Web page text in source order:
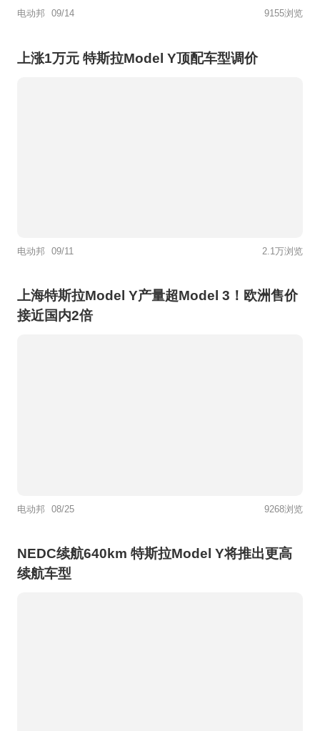
电动邦 09/14 9155浏览
上涨1万元 特斯拉Model Y顶配车型调价
电动邦 09/11 2.1万浏览
上海特斯拉Model Y产量超Model 3！欧洲售价
接近国内2倍
电动邦 08/25 9268浏览
NEDC续航640km 特斯拉Model Y将推出更高
续航车型